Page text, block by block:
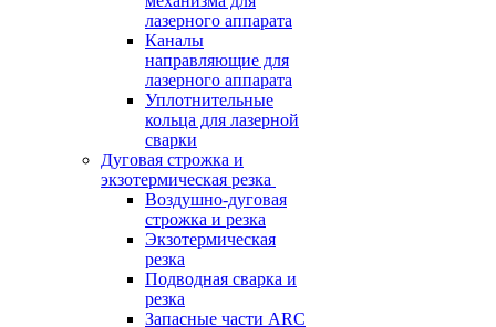
лазерного аппарата
Каналы
направляющие для
лазерного аппарата
Уплотнительные
кольца для лазерной
сварки
Дуговая строжка и
экзотермическая резка
Воздушно-дуговая
строжка и резка
Экзотермическая
резка
Подводная сварка и
резка
Запасные части ARC